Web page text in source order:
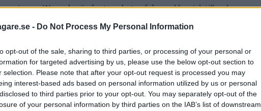
- Do Not Process My Personal Information
opt-out of the sale, sharing to third parties, or processing of your personal or
for targeted advertising by us, please use the below opt-out section to
selection. Please note that after your opt-out request is processed you may
interest-based ads based on personal information utilized by us or personal
to third parties prior to your opt-out. You may separately opt-out of the
of your personal information by third parties on the IAB’s list of downstream
av Wrangler är årets nyheter från en klassisk tillverkare av